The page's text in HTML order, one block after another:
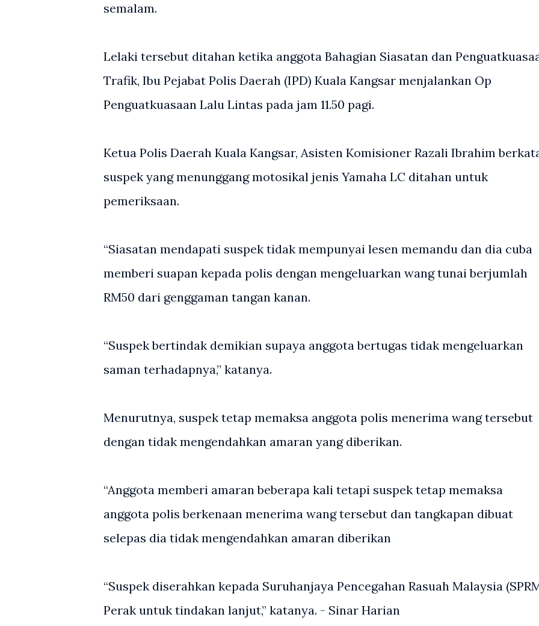
semalam.
Lelaki tersebut ditahan ketika anggota Bahagian Siasatan dan
Trafik, Ibu Pejabat Polis Daerah (IPD) Kuala Kangsar menjalankan Op
Penguatkuasaan Lalu Lintas pada jam 11.50 pagi.
Ketua Polis Daerah Kuala Kangsar, Asisten Komisioner Razali Ibrahim
suspek yang menunggang motosikal jenis Yamaha LC ditahan untuk
pemeriksaan.
“Siasatan mendapati suspek tidak mempunyai lesen memandu dan dia cuba
memberi suapan kepada polis dengan mengeluarkan wang tunai berjumlah
RM50 dari genggaman tangan kanan.
“Suspek bertindak demikian supaya anggota bertugas tidak mengeluarkan
saman terhadapnya,” katanya.
Menurutnya, suspek tetap memaksa anggota polis menerima wang tersebut
dengan tidak mengendahkan amaran yang diberikan.
“Anggota memberi amaran beberapa kali tetapi suspek tetap memaksa
anggota polis berkenaan menerima wang tersebut dan tangkapan dibuat
selepas dia tidak mengendahkan amaran diberikan
“Suspek diserahkan kepada Suruhanjaya Pencegahan Rasuah Malaysia
Perak untuk tindakan lanjut,” katanya. - Sinar Harian